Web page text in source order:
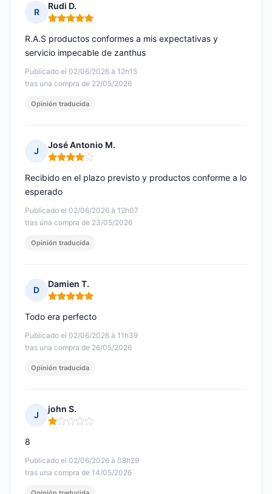
R
Rudi D.
Nota: 5 de 5
Publicado el 02/06/2026 à 12h15
tras una compra de 22/05/2026
R.A.S productos conformes a mis expectativas y
servicio impecable de zanthus
Opinión traducida
J
José Antonio M.
Nota: 4 de 5
Publicado el 02/06/2026 à 12h07
tras una compra de 23/05/2026
Recibido en el plazo previsto y productos conforme a lo
esperado
Opinión traducida
D
Damien T.
Nota: 5 de 5
Publicado el 02/06/2026 à 11h39
tras una compra de 26/05/2026
Todo era perfecto
Opinión traducida
J
john S.
Nota: 1 de 5
Publicado el 02/06/2026 à 08h29
tras una compra de 14/05/2026
8